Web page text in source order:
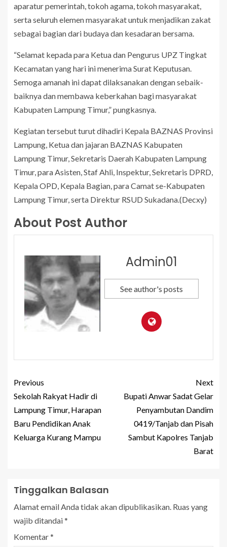
aparatur pemerintah, tokoh agama, tokoh masyarakat,
serta seluruh elemen masyarakat untuk menjadikan zakat
sebagai bagian dari budaya dan kesadaran bersama.
“Selamat kepada para Ketua dan Pengurus UPZ Tingkat
Kecamatan yang hari ini menerima Surat Keputusan.
Semoga amanah ini dapat dilaksanakan dengan sebaik-
baiknya dan membawa keberkahan bagi masyarakat
Kabupaten Lampung Timur,” pungkasnya.
Kegiatan tersebut turut dihadiri Kepala BAZNAS Provinsi
Lampung, Ketua dan jajaran BAZNAS Kabupaten
Lampung Timur, Sekretaris Daerah Kabupaten Lampung
Timur, para Asisten, Staf Ahli, Inspektur, Sekretaris DPRD,
Kepala OPD, Kepala Bagian, para Camat se-Kabupaten
Lampung Timur, serta Direktur RSUD Sukadana.(Decxy)
About Post Author
Admin01
See author's posts
Previous
Sekolah Rakyat Hadir di
Lampung Timur, Harapan
Baru Pendidikan Anak
Keluarga Kurang Mampu
Next
Bupati Anwar Sadat Gelar
Penyambutan Dandim
0419/Tanjab dan Pisah
Sambut Kapolres Tanjab
Barat
Tinggalkan Balasan
Alamat email Anda tidak akan dipublikasikan. Ruas yang
wajib ditandai*
Komentar*